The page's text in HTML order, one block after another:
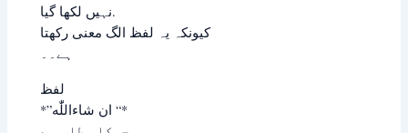
ﻧﮩﯿﮟ ﻟﮑﮭﺎ ﮔﯿﺎ.
ﮐﯿﻮﻧﮑﮧ ﯾﮧ ﻟﻔﻆ ﺍﻟﮓ ﻣﻌﻨﯽ ﺭﮐﮭﺘﺎ
ﮨﮯ۔۔
ﻟﻔﻆ
*”ﺍﻥ ﺷﺎﺀاللّٰه “*